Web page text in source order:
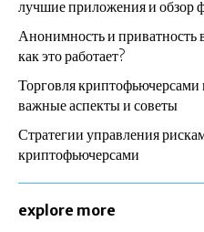
лучшие приложения и обзор
Анонимность и приватность
как это работает?
Торговля
важные аспекты и советы
Стратегии управления
криптофьючерсами
explore more